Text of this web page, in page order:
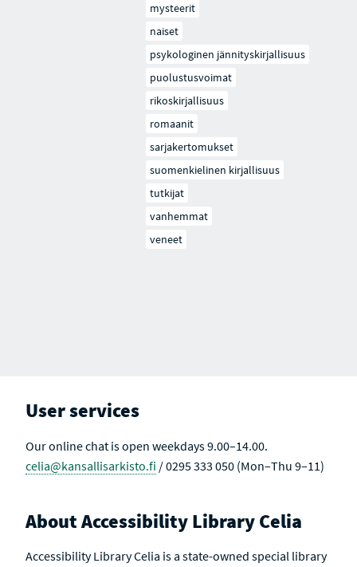
mysteerit
naiset
psykologinen jännityskirjallisuus
puolustusvoimat
rikoskirjallisuus
romaanit
sarjakertomukset
suomenkielinen kirjallisuus
tutkijat
vanhemmat
veneet
User services
Our online chat is open weekdays 9.00–14.00.
celia@kansallisarkisto.fi / 0295 333 050 (Mon–Thu 9–11)
About Accessibility Library Celia
Accessibility Library Celia is a state-owned special library